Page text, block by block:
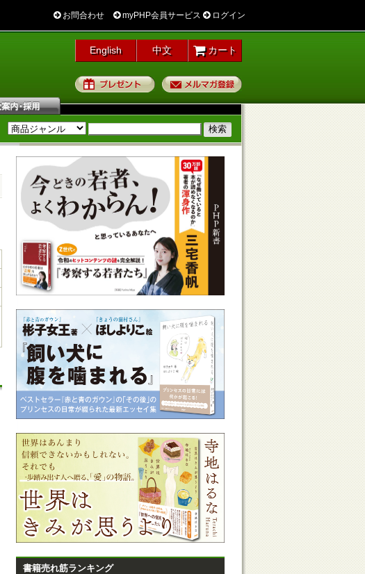
お問合わせ myPHP会員サービス ログイン
English 中文 カート
プレゼント
書籍売れ筋ランキング